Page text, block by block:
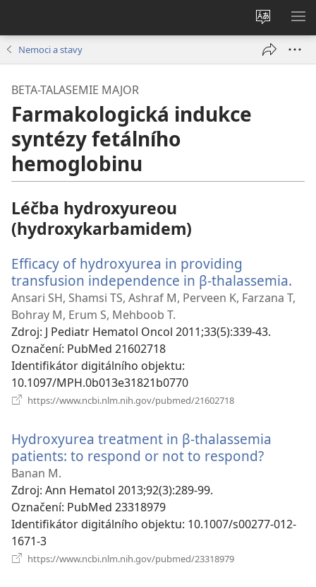
Změnit
jazyk
stránek
Nemoci a stavy
BETA-TALASEMIE MAJOR
Farmakologická indukce
syntézy fetálního
hemoglobinu
Léčba hydroxyureou
(hydroxykarbamidem)
Efficacy of hydroxyurea in providing
transfusion independence in β-thalassemia.
Ansari SH, Shamsi TS, Ashraf M, Perveen K, Farzana T,
Bohray M, Erum S, Mehboob T.
Zdroj‎: J Pediatr Hematol Oncol 2011;33(5):339-43.
Označení‎: PubMed 21602718
Identifikátor digitálního objektu‎:
10.1097/MPH.0b013e31821b0770
https://www.ncbi.nlm.nih.gov/pubmed/21602718
Hydroxyurea treatment in β-thalassemia
patients: to respond or not to respond?
Banan M.
Zdroj‎: Ann Hematol 2013;92(3):289-99.
Označení‎: PubMed 23318979
Identifikátor digitálního objektu‎: 10.1007/s00277-012-
1671-3
https://www.ncbi.nlm.nih.gov/pubmed/23318979